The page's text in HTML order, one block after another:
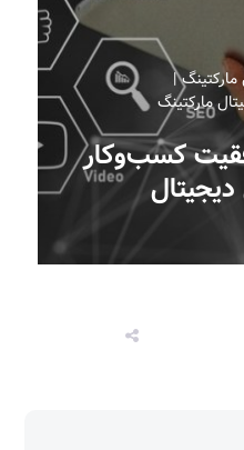
مارکتینگ
کسب‌وکار
دیجیتال